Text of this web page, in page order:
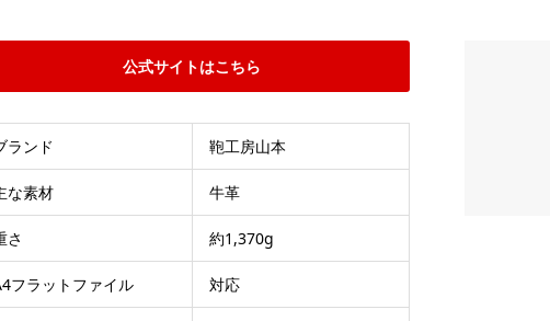
公式サイトはこちら
ランド 鞄工房山本
な素材 牛革
さ 約1,370g
フラットファイル 対応